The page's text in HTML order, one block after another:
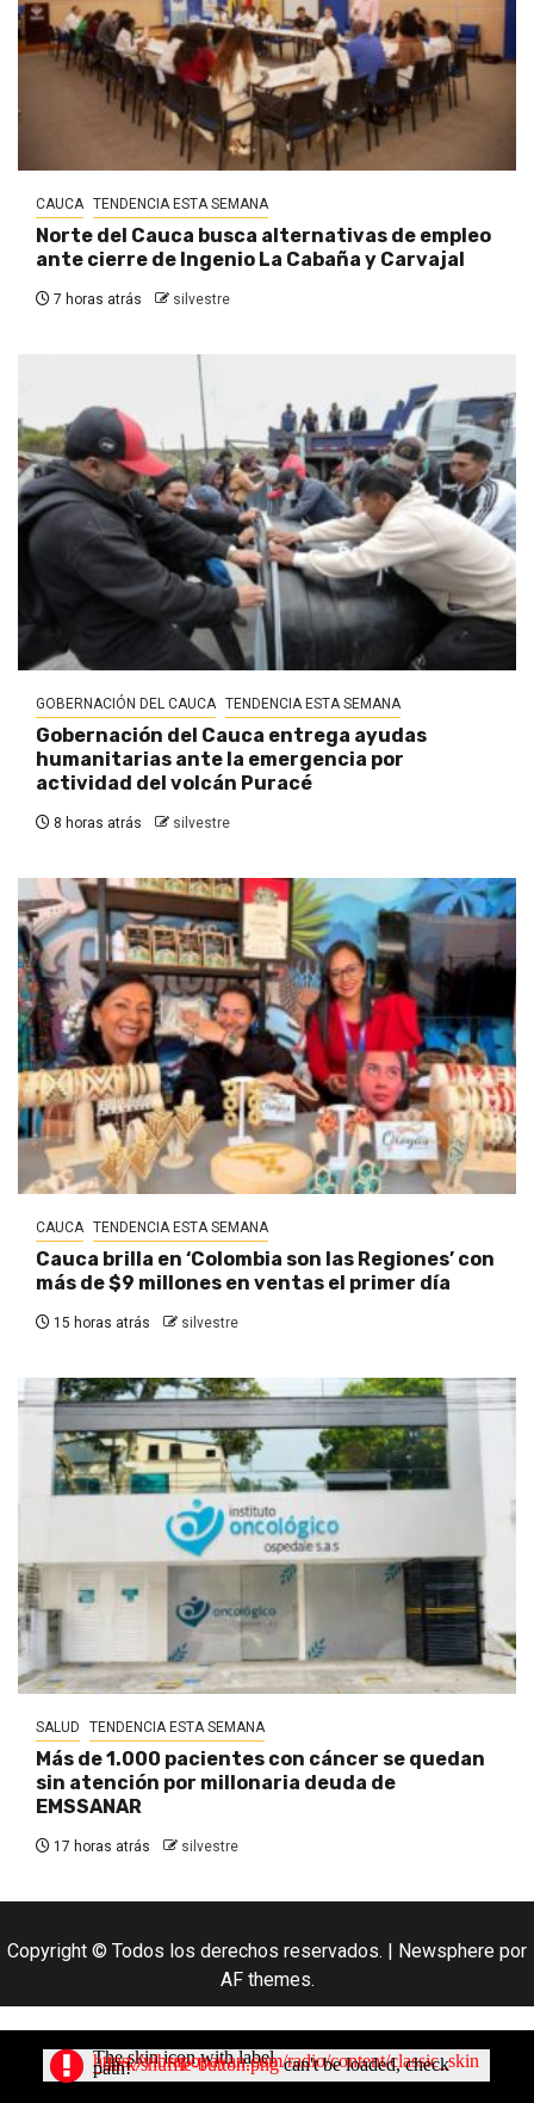
CAUCA TENDENCIA ESTA SEMANA
Norte del Cauca busca alternativas de empleo
ante cierre de Ingenio La Cabaña y Carvajal
7 horas atrás silvestre
GOBERNACIÓN DEL CAUCA TENDENCIA ESTA SEMANA
Gobernación del Cauca entrega ayudas
humanitarias ante la emergencia por
actividad del volcán Puracé
8 horas atrás silvestre
CAUCA TENDENCIA ESTA SEMANA
Cauca brilla en ‘Colombia son las Regiones’ con
más de $9 millones en ventas el primer día
15 horas atrás silvestre
SALUD TENDENCIA ESTA SEMANA
Más de 1.000 pacientes con cáncer se quedan
sin atención por millonaria deuda de
EMSSANAR
17 horas atrás silvestre
Copyright © Todos los derechos reservados. | Newsphere por
AF themes.